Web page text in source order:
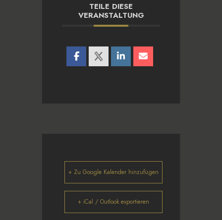
TEILE DIESE
VERANSTALTUNG
+ Zu Google Kalender hinzufügen
+ iCal / Outlook exportieren